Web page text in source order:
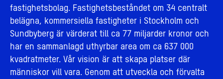
fastighetsbolag. Fastighetsbeståndet om 34 centralt
belägna, kommersiella fastigheter i Stockholm och
Sundbyberg är värderat till ca 77 miljarder kronor och
har en sammanlagd uthyrbar area om ca 637 000
kvadratmeter. Vår vision är att skapa platser där
människor vill vara. Genom att utveckla och förvalta